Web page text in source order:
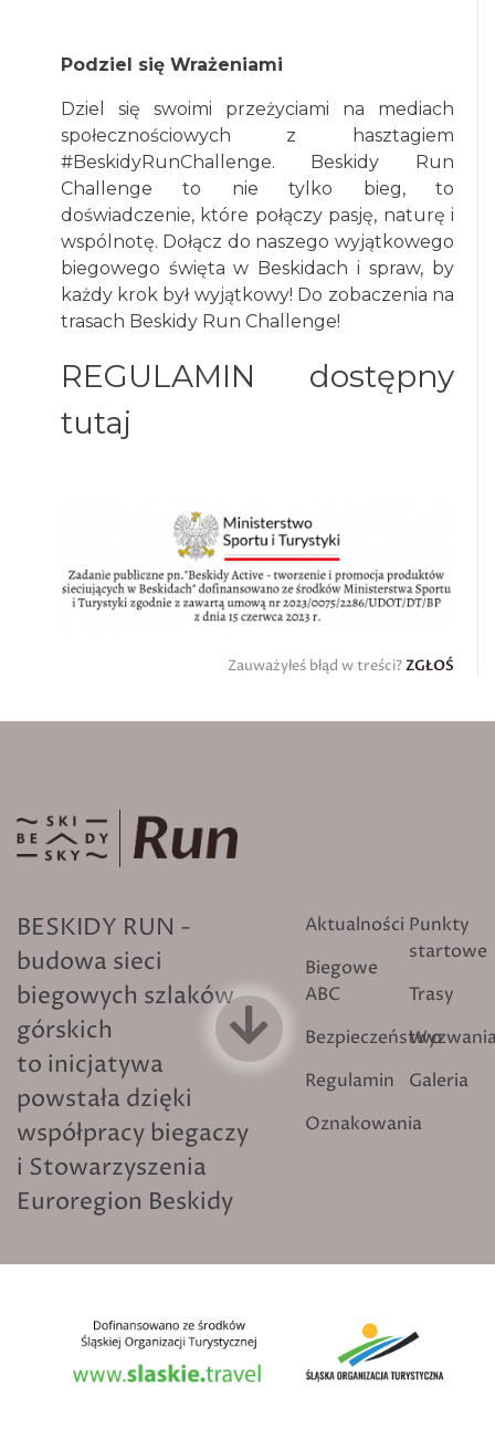
Podziel się Wrażeniami
Dziel się swoimi przeżyciami na mediach
społecznościowych z hasztagiem
#BeskidyRunChallenge. Beskidy Run
Challenge to nie tylko bieg, to
doświadczenie, które połączy pasję, naturę i
wspólnotę. Dołącz do naszego wyjątkowego
biegowego święta w Beskidach i spraw, by
każdy krok był wyjątkowy! Do zobaczenia na
trasach Beskidy Run Challenge!
REGULAMIN dostępny
tutaj
Zauważyłeś błąd w treści?ZGŁOŚ
BESKIDY RUN -
budowa sieci
biegowych szlaków
górskich
to inicjatywa
powstała dzięki
współpracy biegaczy
i Stowarzyszenia
Euroregion Beskidy
Aktualności
Biegowe
ABC
Bezpieczeństwo
Regulamin
Oznakowania
Punkty
startowe
Trasy
Galeria